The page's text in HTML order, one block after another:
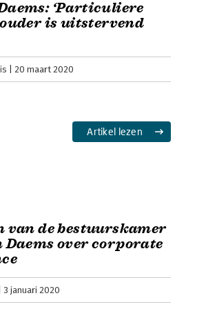
‘Particuliere
is uitstervend
20 maart 2020
Artikel lezen
van de bestuurskamer
Daems over corporate
3 januari 2020